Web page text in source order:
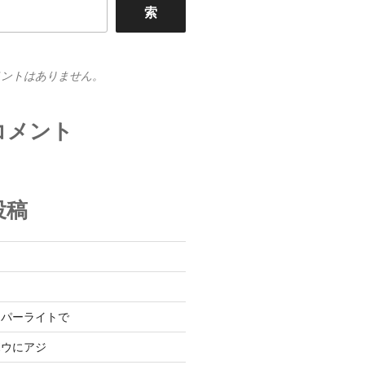
索
トはありません。
ント
稿
ーライトで
にアジ